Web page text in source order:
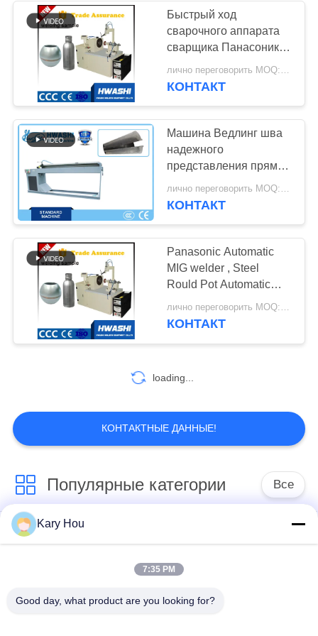
Сварочный
аппарат разряда
конденсатора
142
сварочный аппарат
dc
29
автоматическая
86
сварочный аппарат
нержавеющей
99
Быстрый ход
сварочного аппарата
сварщика Панасоник
МИГ Тиг/стального
бака Роульд
КОНТАКТ
Машина Ведлинг шва
надежного
представления прямая
с крупноразмерным
лично переговорить MOQ:1 комплект
КОНТАКТ
Panasonic Automatic
MIG welder , Steel
Rould Pot Automatic
лично переговорить MOQ:1 комплект
КОНТАКТ
loading...
КОНТАКТНЫЕ ДАННЫЕ!
Популярные категории Все
Сварочный аппарат
для проволочной
сетки
сварочный аппарат
сварочный аппарат
Kary Hou
7:35 PM
Good day, what product are you looking for?